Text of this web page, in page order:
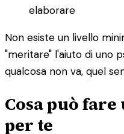
elaborare
Non esiste un livello
"meritare" l'aiuto di uno
qualcosa non va, quel
Cosa può
per te